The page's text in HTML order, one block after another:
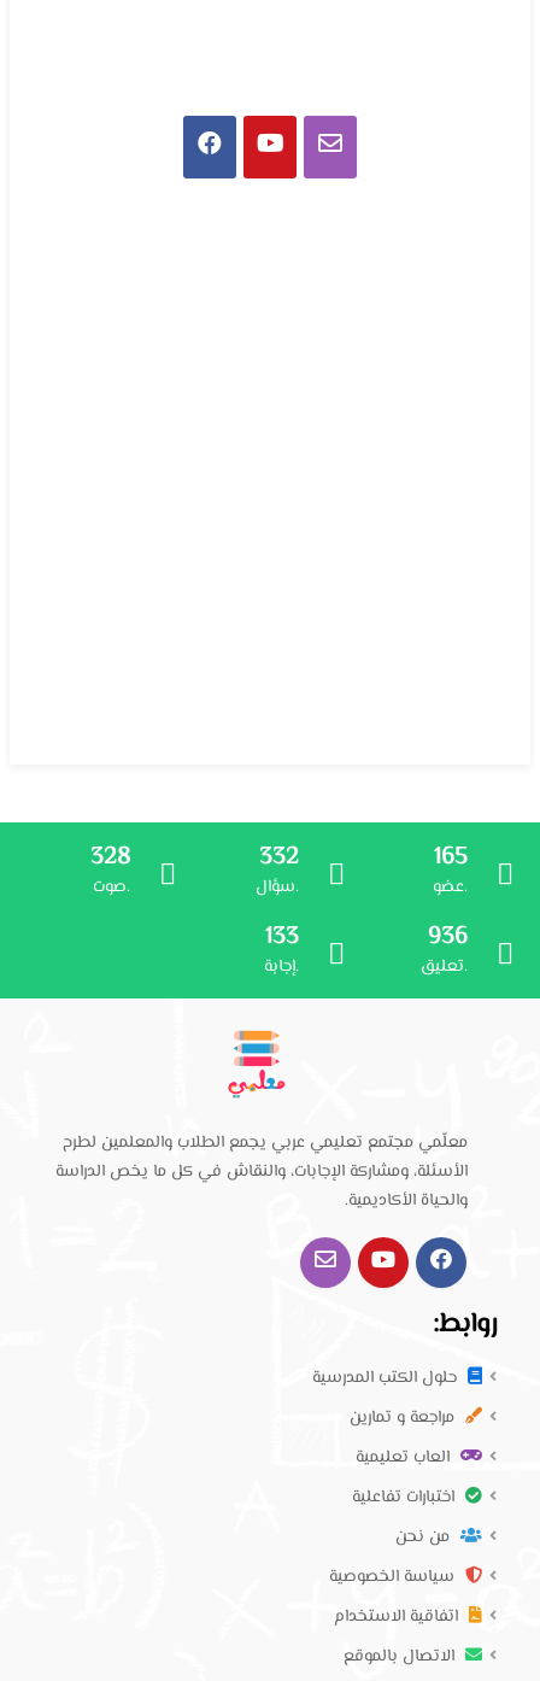
165
عضو.
332
سؤال.
328
صوت.
936
تعليق.
133
إجابة.
معلّمي مجتمع تعليمي عربي يجمع الطلاب والمعلمين لطرح
الأسئلة، ومشاركة الإجابات، والنقاش في كل ما يخص الدراسة
والحياة الأكاديمية.
روابط:
حلول الكتب المدرسية
مراجعة و تمارين
العاب تعليمية
اختبارات تفاعلية
من نحن
سياسة الخصوصية
اتفاقية الاستخدام
الاتصال بالموقع